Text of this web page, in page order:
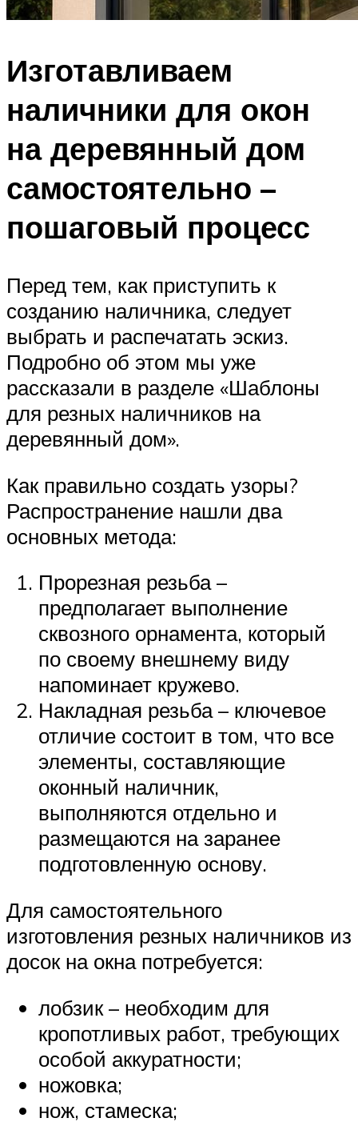
Изготавливаем
наличники для окон
на деревянный дом
самостоятельно –
пошаговый процесс
Перед тем, как приступить к
созданию наличника, следует
выбрать и распечатать эскиз.
Подробно об этом мы уже
рассказали в разделе «Шаблоны
для резных наличников на
деревянный дом».
Как правильно создать узоры?
Распространение нашли два
основных метода:
Прорезная резьба –
предполагает выполнение
сквозного орнамента, который
по своему внешнему виду
напоминает кружево.
Накладная резьба – ключевое
отличие состоит в том, что все
элементы, составляющие
оконный наличник,
выполняются отдельно и
размещаются на заранее
подготовленную основу.
Для самостоятельного
изготовления резных наличников из
досок на окна потребуется:
лобзик – необходим для
кропотливых работ, требующих
особой аккуратности;
ножовка;
нож, стамеска;